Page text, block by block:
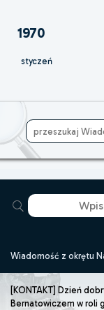
1970
styczeń
Wiadomość z okrętu
[KONTAKT] Dzień
Bernatowiczem w roli